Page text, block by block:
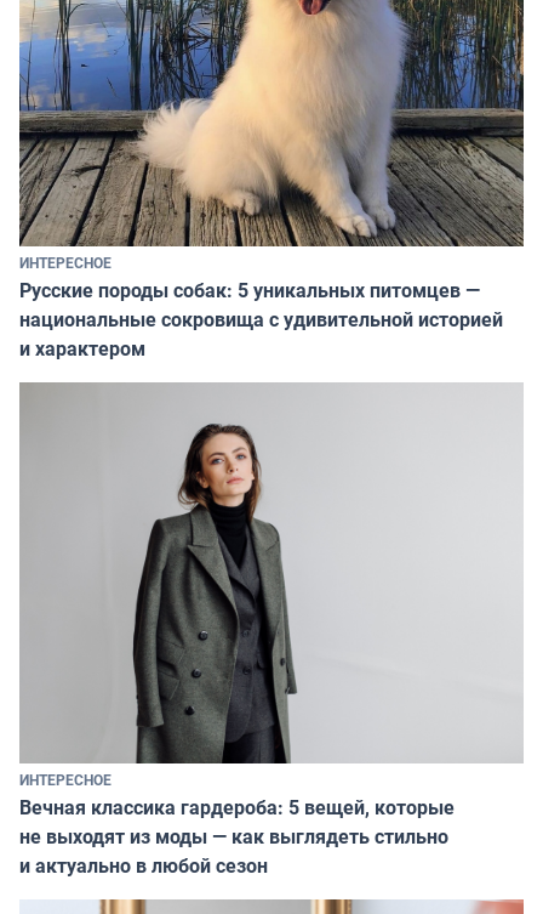
ИНТЕРЕСНОЕ
Русские породы собак: 5 уникальных питомцев —
национальные сокровища с удивительной историей
и характером
ИНТЕРЕСНОЕ
Вечная классика гардероба: 5 вещей, которые
не выходят из моды — как выглядеть стильно
и актуально в любой сезон